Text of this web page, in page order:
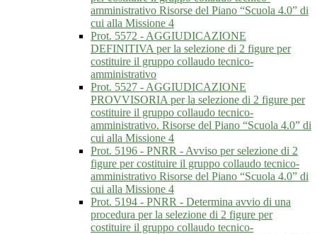
amministrativo Risorse del Piano “Scuola 4.0” di
cui alla Missione 4
Prot. 5572 - AGGIUDICAZIONE
DEFINITIVA per la selezione di 2 figure per
costituire il gruppo collaudo tecnico-
amministrativo
Prot. 5527 - AGGIUDICAZIONE
PROVVISORIA per la selezione di 2 figure per
costituire il gruppo collaudo tecnico-
amministrativo. Risorse del Piano “Scuola 4.0” di
cui alla Missione 4
Prot. 5196 - PNRR - Avviso per selezione di 2
figure per costituire il gruppo collaudo tecnico-
amministrativo Risorse del Piano “Scuola 4.0” di
cui alla Missione 4
Prot. 5194 - PNRR - Determina avvio di una
procedura per la selezione di 2 figure per
costituire il gruppo collaudo tecnico-